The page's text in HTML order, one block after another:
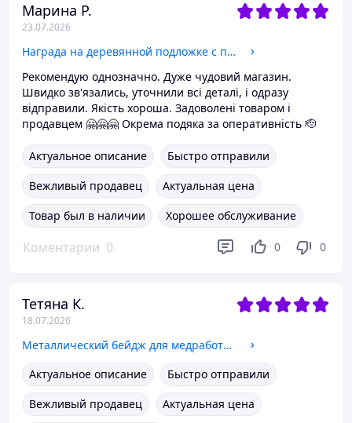
Марина Р.
23.07.2026
Награда на деревянной подложке с печатью на металле для волонтера
Рекомендую однозначно. Дуже чудовий магазин.
Швидко зв'язались, уточнили всі деталі, і одразу
відправили. Якість хороша. Задоволені товаром і
продавцем 🤗🤗🤗 Окрема подяка за оперативність 🫡
Актуальное описание
Быстро отправили
Вежливый продавец
Актуальная цена
Товар был в наличии
Хорошее обслуживание
Коментарии 0 0 0
Тетяна К.
18.07.2026
Металлический бейдж для медработников на магните или булавке
Актуальное описание
Быстро отправили
Вежливый продавец
Актуальная цена